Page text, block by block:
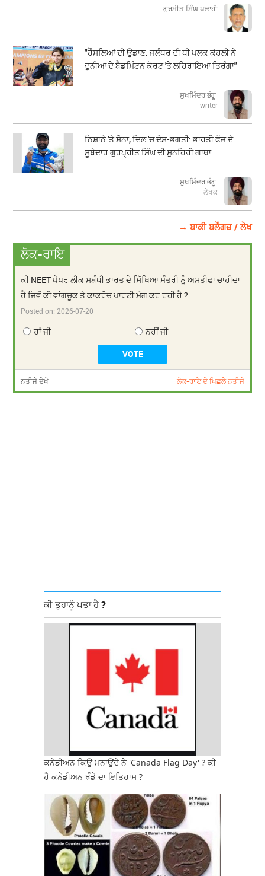
ਗੁਰਮੀਤ ਸਿੰਘ ਪਲਾਹੀ
"ਹੌਸਲਿਆਂ ਦੀ ਉਡਾਣ: ਜਲੰਧਰ ਦੀ ਧੀ ਪਲਕ ਕੋਹਲੀ ਨੇ
ਦੁਨੀਆ ਦੇ ਬੈਡਮਿੰਟਨ ਕੋਰਟ 'ਤੇ ਲਹਿਰਾਇਆ ਤਿਰੰਗਾ"
ਸੁਖਮਿੰਦਰ ਭੰਗੂ
writer
ਨਿਸ਼ਾਨੇ 'ਤੇ ਸੋਨਾ, ਦਿਲ 'ਚ ਦੇਸ਼-ਭਗਤੀ: ਭਾਰਤੀ ਫੌਜ ਦੇ
ਸੂਬੇਦਾਰ ਗੁਰਪ੍ਰੀਤ ਸਿੰਘ ਦੀ ਸੁਨਹਿਰੀ ਗਾਥਾ
ਸੁਖਮਿੰਦਰ ਭੰਗੂ
ਲੇਖਕ
→ ਬਾਕੀ ਬਲੌਗਜ਼ / ਲੇਖ
ਲੋਕ-ਰਾਇ
ਕੀ NEET ਪੇਪਰ ਲੀਕ ਸਬੰਧੀ ਭਾਰਤ ਦੇ ਸਿੱਖਿਆ ਮੰਤਰੀ ਨੂੰ ਅਸਤੀਫਾ ਚਾਹੀਦਾ
ਹੈ ਜਿਵੇਂ ਕੀ ਵਾਂਗਚੂਕ ਤੇ ਕਾਕਰੋਚ ਪਾਰਟੀ ਮੰਗ ਕਰ ਰਹੀ ਹੈ ?
Posted on: 2026-07-20
ਹਾਂ ਜੀ ਨਹੀਂ ਜੀ
ਨਤੀਜੇ ਦੇਖੋ ਲੋਕ-ਰਾਇ ਦੇ ਪਿਛਲੇ ਨਤੀਜੇ
ਕੀ ਤੁਹਾਨੂੰ ਪਤਾ ਹੈ ?
ਕਨੇਡੀਅਨ ਕਿਉਂ ਮਨਾਉਂਦੇ ਨੇ 'Canada Flag Day' ? ਕੀ
ਹੈ ਕਨੇਡੀਅਨ ਝੰਡੇ ਦਾ ਇਤਿਹਾਸ ?